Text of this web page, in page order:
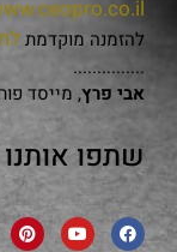
להזמנה מוקדמת
...............
אבי פרץ, מייסד
שתפו אותנו